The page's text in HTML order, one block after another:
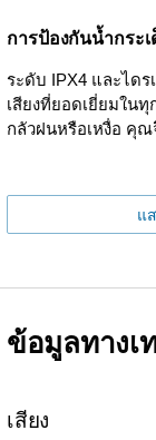
การป้องกันน้ำกระ
ระดับ IPX4 และได
เสียงที่ยอดเยี่ยมใน
กลัวฝนหรือเหงื่อ คุณ
แ
ข้อมูลทางเ
เสียง